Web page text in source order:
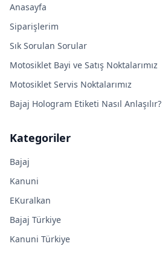
Anasayfa
Siparişlerim
Sık Sorulan Sorular
Motosiklet Bayi ve Satış Noktalarımız
Motosiklet Servis Noktalarımız
Bajaj Hologram Etiketi Nasıl Anlaşılır?
Kategoriler
Bajaj
Kanuni
EKuralkan
Bajaj Türkiye
Kanuni Türkiye